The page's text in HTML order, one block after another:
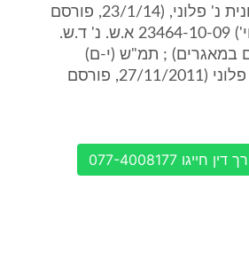
(ראו:עמ"ש (ת"א) פלונית נ' פלוני, (23/1/14, פורסם
במאגרים) ; עמ"ש (חי') 23464-10-09 א.ש. נ' ד.ש.
פורסם במאגרים) ; תמ"ש (י-ם)
17493/06 פלונית נ' פלוני (27/11/2011, פורסם
077-4008177